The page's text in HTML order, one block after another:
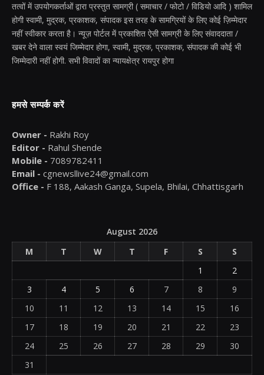
तत्वों में उपयोगकर्ताओं द्वारा प्रस्तुत सामग्री ( समाचार / फोटो / विडियो आदि ) शामिल
होगी स्वामी, मुद्रक, प्रकाशक, संपादक इस तरह के सामग्रियों के लिए कोई ज़िम्मेदार
नहीं स्वीकार करता है। न्यूज़ पोर्टल में प्रकाशित ऐसी सामग्री के लिए संवाददाता /
खबर देने वाला स्वयं जिम्मेदार होगा, स्वामी, मुद्रक, प्रकाशक, संपादक की कोई भी
जिम्मेदारी नहीं होगी. सभी विवादों का न्यायक्षेत्र रायपुर होगा
हमसे सम्पर्क करें
Owner - Rakhi Roy
Editor - Rahul Shende
Mobile - 7089782411
Email - cgnewsllive24@gmail.com
Office - F 188, Aakash Ganga, Supela, Bhilai, Chhattisgarh
August 2026
M
T W T F S
S
1
2
3
4 5 6 7 8
9
10
11 12 13 14 15
16
17
18 19 20 21 22
23
24
25 26 27 28 29
30
31